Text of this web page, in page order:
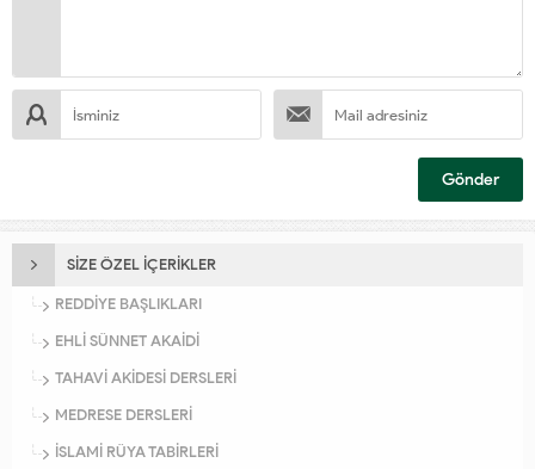
SİZE ÖZEL İÇERİKLER
REDDİYE BAŞLIKLARI
EHLİ SÜNNET AKAİDİ
TAHAVİ AKİDESİ DERSLERİ
MEDRESE DERSLERİ
İSLAMİ RÜYA TABİRLERİ